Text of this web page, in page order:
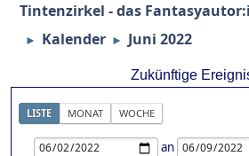
Tintenzirkel - das
► Kalender ► Juni 2022
Zukünftige
LISTE MONAT WOCHE
an